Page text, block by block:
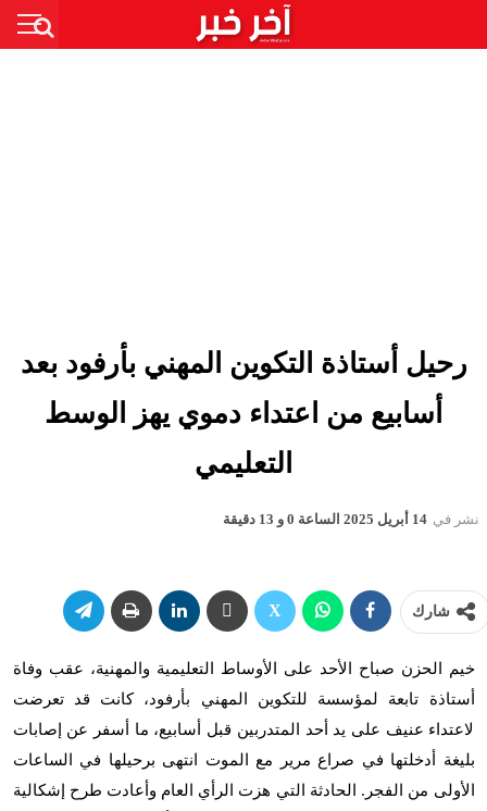
رحيل أستاذة التكوين المهني بأرفود بعد
أسابيع من اعتداء دموي يهز الوسط
التعليمي
نشر في 14 أبريل 2025 الساعة 0 و 13 دقيقة
شارك
خيم الحزن صباح الأحد على الأوساط التعليمية والمهنية، عقب وفاة
أستاذة تابعة لمؤسسة للتكوين المهني بأرفود، كانت قد تعرضت
لاعتداء عنيف على يد أحد المتدربين قبل أسابيع، ما أسفر عن إصابات
بليغة أدخلتها في صراع مرير مع الموت انتهى برحيلها في الساعات
الأولى من الفجر. الحادثة التي هزت الرأي العام وأعادت طرح إشكالية